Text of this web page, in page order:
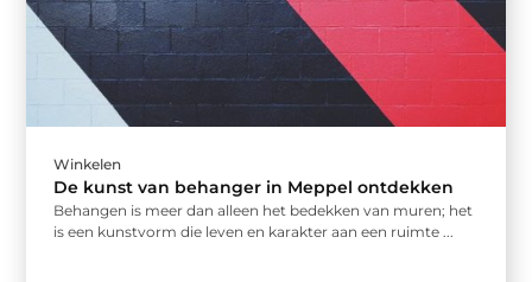
Winkelen
De kunst van behanger in Meppel ontdekken
Behangen is meer dan alleen het bedekken van muren; het
is een kunstvorm die leven en karakter aan een ruimte ...